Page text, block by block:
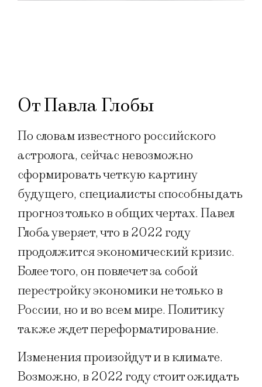
От Павла Глобы
По словам известного российского
астролога, сейчас невозможно
сформировать четкую картину
будущего, специалисты способны дать
прогноз только в общих чертах. Павел
Глоба уверяет, что в 2022 году
продолжится экономический кризис.
Более того, он повлечет за собой
перестройку экономики не только в
России, но и во всем мире. Политику
также ждет переформатирование.
Изменения произойдут и в климате.
Возможно, в 2022 году стоит ожидать